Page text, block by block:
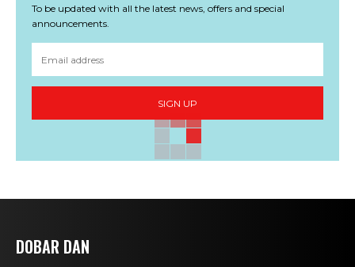
To be updated with all the latest news, offers and special
announcements.
SIGN UP
DOBAR DAN